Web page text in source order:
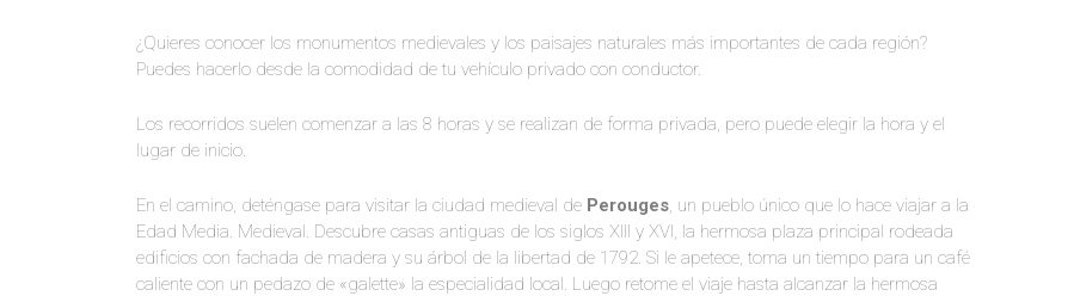
¿Quieres conocer los monumentos medievales y los paisajes naturales más importantes de cada región?
Puedes hacerlo desde la comodidad de tu vehículo privado con conductor.
Los recorridos suelen comenzar a las 8 horas y se realizan de forma privada, pero puede elegir la hora y el
lugar de inicio.
En el camino, deténgase para visitar la ciudad medieval de Perouges, un pueblo único que lo hace viajar a la
Edad Media. Medieval. Descubre casas antiguas de los siglos XIII y XVI, la hermosa plaza principal rodeada
edificios con fachada de madera y su árbol de la libertad de 1792. Si le apetece, toma un tiempo para un café
caliente con un pedazo de «galette» la especialidad local. Luego retome el viaje hasta alcanzar la hermosa